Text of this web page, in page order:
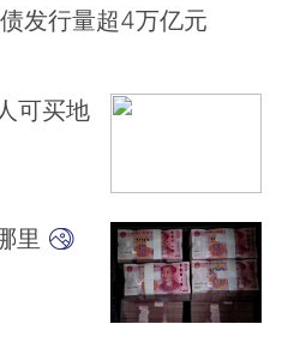
发行量超4万亿元
可买地
里